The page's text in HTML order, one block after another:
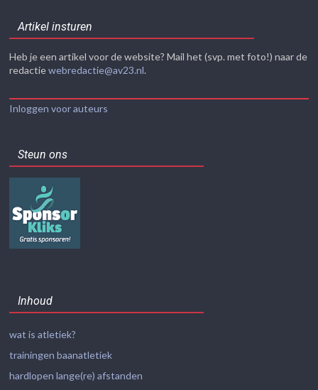
Artikel insturen
Heb je een artikel voor de website? Mail het (svp. met foto!) naar de
redactiewebredactie@av23.nl.
Inloggen voor auteurs
Steun ons
Inhoud
wat is atletiek?
trainingen baanatletiek
hardlopen lange(re) afstanden